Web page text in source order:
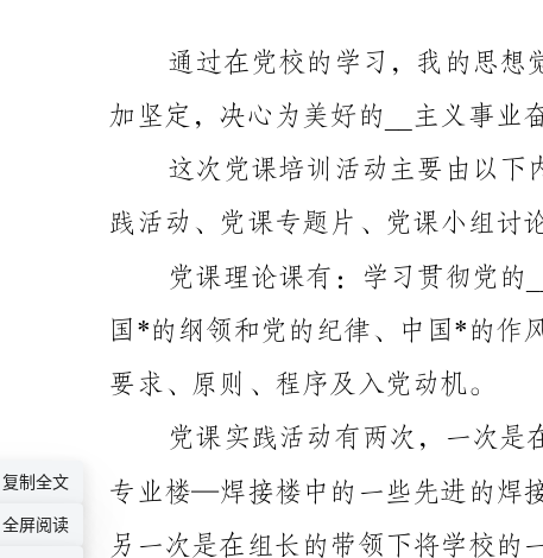
发展观和___精神。
践活动、党课专题片、党课小组讨论和自主学习课程。
要求、原则、程序及入党动机。
历史、科学发展观、新农村建设等。
复制全文
全屏阅读